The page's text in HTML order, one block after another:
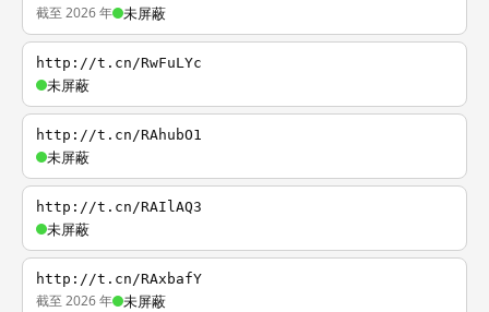
截至 2026 年 未屏蔽
http://t.cn/RwFuLYc
未屏蔽
http://t.cn/RAhubO1
未屏蔽
http://t.cn/RAIlAQ3
未屏蔽
http://t.cn/RAxbafY
截至 2026 年 未屏蔽